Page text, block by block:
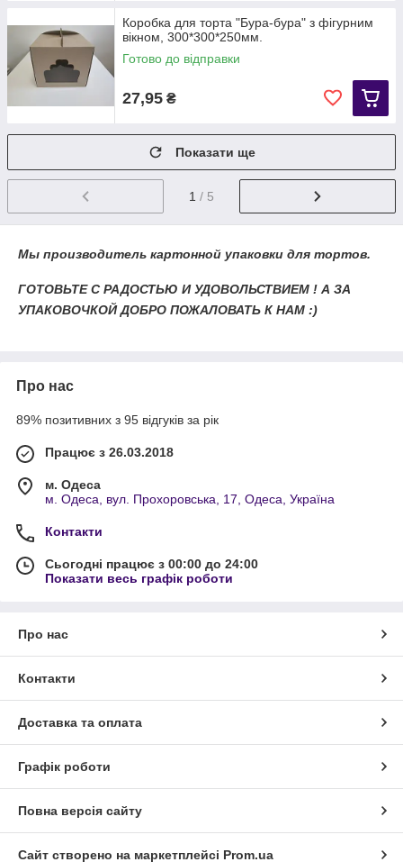
Коробка для торта "Бура-бура" з фігурним
вікном, 300*300*250мм.
Готово до відправки
27,95 ₴
Показати ще
1 / 5
Мы производитель картонной упаковки для тортов.
ГОТОВЬТЕ С РАДОСТЬЮ И УДОВОЛЬСТВИЕМ ! А ЗА
УПАКОВОЧКОЙ ДОБРО ПОЖАЛОВАТЬ К НАМ :)
Про нас
89% позитивних з 95 відгуків за рік
Працює з 26.03.2018
м. Одеса
м. Одеса, вул. Прохоровська, 17, Одеса, Україна
Контакти
Сьогодні працює з 00:00 до 24:00
Показати весь графік роботи
Про нас
Контакти
Доставка та оплата
Графік роботи
Повна версія сайту
Сайт створено на маркетплейсі Prom.ua